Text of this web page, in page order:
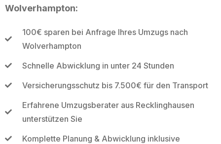
Wolverhampton:
100€ sparen bei Anfrage Ihres Umzugs nach
Wolverhampton
Schnelle Abwicklung in unter 24 Stunden
Versicherungsschutz bis 7.500€ für den Transport
Erfahrene Umzugsberater aus Recklinghausen
unterstützen Sie
Komplette Planung & Abwicklung inklusive